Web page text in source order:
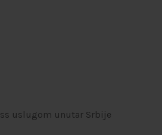
uslugom unutar Srbije